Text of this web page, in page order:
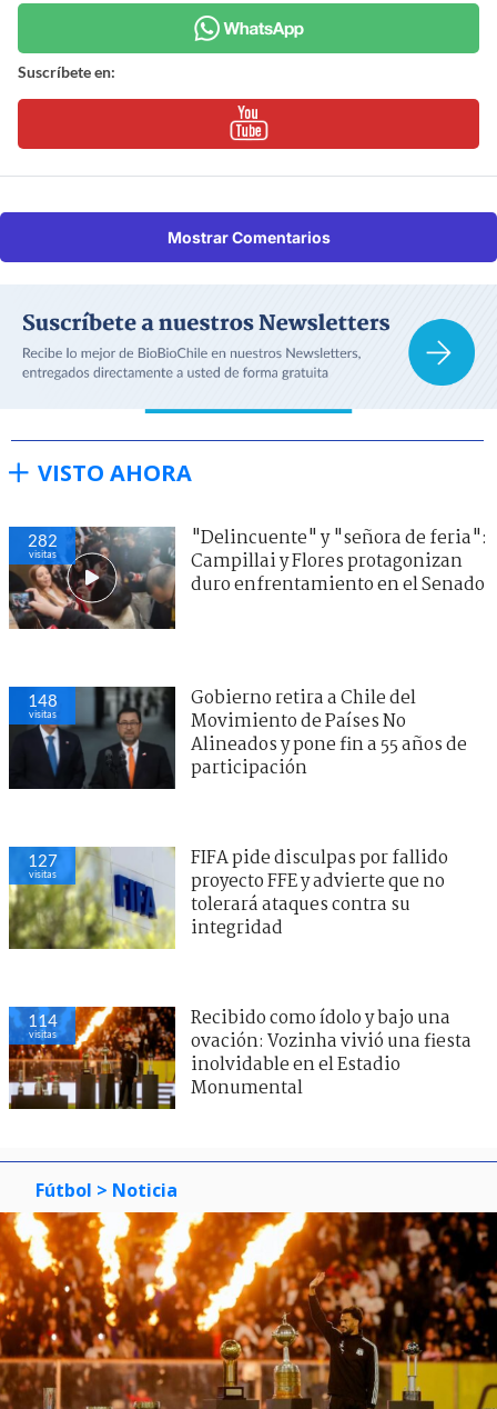
Suscríbete en:
Mostrar Comentarios
VISTO AHORA
282
visitas
"Delincuente" y "señora de feria":
Campillai y Flores protagonizan
duro enfrentamiento en el Senado
148
visitas
Gobierno retira a Chile del
Movimiento de Países No
Alineados y pone fin a 55 años de
participación
127
visitas
FIFA pide disculpas por fallido
proyecto FFE y advierte que no
tolerará ataques contra su
integridad
114
visitas
Recibido como ídolo y bajo una
ovación: Vozinha vivió una fiesta
inolvidable en el Estadio
Monumental
Fútbol > Noticia